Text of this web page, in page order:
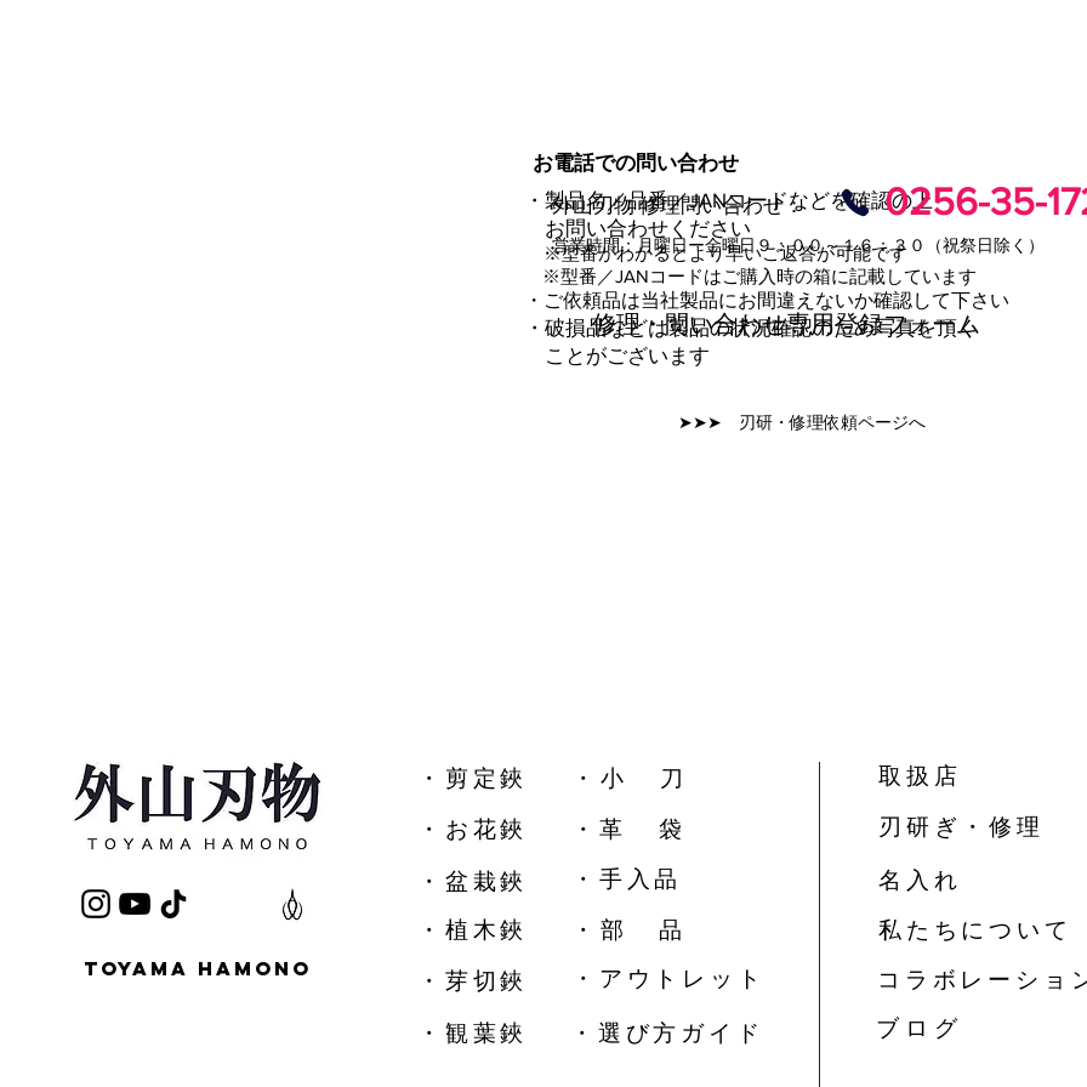
・製品名／品番／JANコードなどを確認の上
お問い合わせください
※型番がわかるとより早いご返答が可能です
​ ※型番／JANコードはご購入時の箱に記載しています
​・ご依頼品は当社製品にお間違えないか確認して下さい
・破損品などは製品の状況確認のため写真を頂く
ことがございます
修理・問い合わせ専用登録フォーム
営業時間：月曜日ー金曜日９：００～１６：３０（祝祭日除く）
0256-35-
外山刃物 修理問い合わせ：
お電話での問い合わせ
➤➤➤ 刃研・修理依頼ページへ
TOYAMA HAMONO
​・剪定鋏
​・ 小 刀
​・お花鋏
・革 袋
・盆栽鋏
​・手入品
・植木鋏
​・ 部 品
​・芽切鋏
​・アウトレット
・観葉鋏 ​・選び方ガイド
取扱店
刃研ぎ・修理
名入れ
私たちについて
コラボレーショ
​ブ ロ グ